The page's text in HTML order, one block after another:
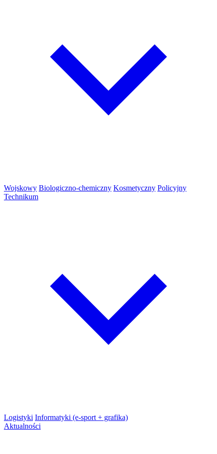
Wojskowy Biologiczno-chemiczny Kosmetyczny Policyjny
Technikum
Logistyki Informatyki (e-sport + grafika)
Aktualności